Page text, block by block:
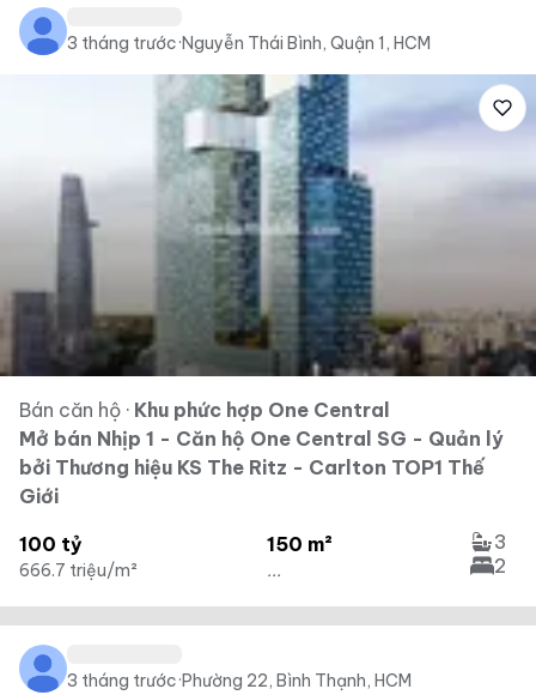
3 tháng trước·Nguyễn Thái Bình, Quận 1, HCM
Bán căn hộ · Khu phức hợp One Central
Mở bán Nhịp 1 - Căn hộ One Central SG - Quản lý
bởi Thương hiệu KS The Ritz - Carlton TOP1 Thế
Giới
100 tỷ
666.7 triệu/m²
150 m²
...
3
2
3 tháng trước·Phường 22, Bình Thạnh, HCM